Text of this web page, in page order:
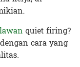
quiet firing?
cara yang